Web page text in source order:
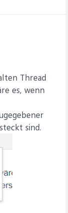
Thread
es, wenn
sind.